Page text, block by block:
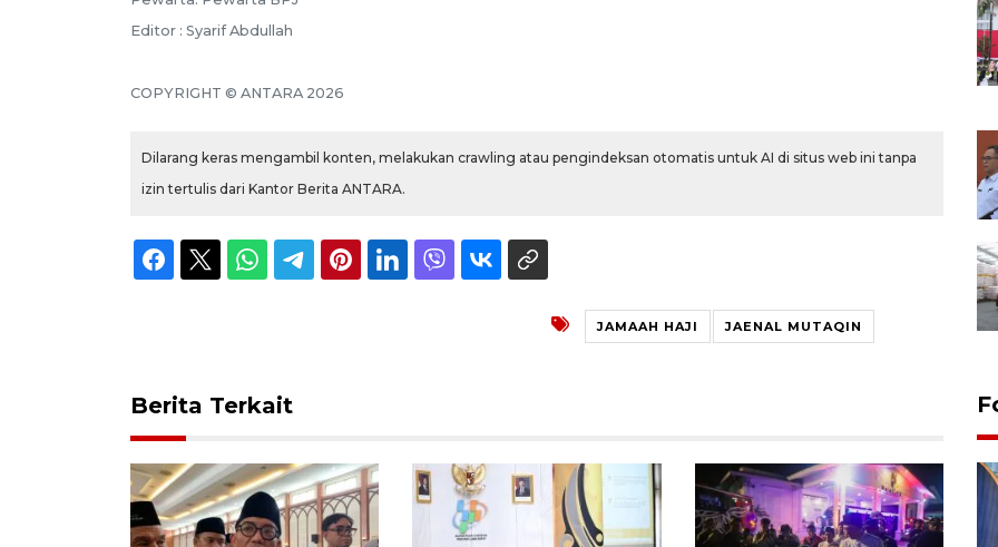
Editor : Syarif Abdullah
COPYRIGHT © ANTARA 2026
Dilarang keras mengambil konten, melakukan crawling atau pengindeksan otomatis untuk AI di situs web ini tanpa
izin tertulis dari Kantor Berita ANTARA.
JAMAAH HAJI JAENAL MUTAQIN
Berita Terkait